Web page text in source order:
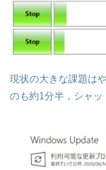
現状の大きな課題は
のも約1分半，シャッ